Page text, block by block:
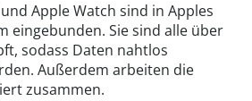
Apple Watch sind in Apples
eingebunden. Sie sind alle über
sodass Daten nahtlos
Außerdem arbeiten die
zusammen.